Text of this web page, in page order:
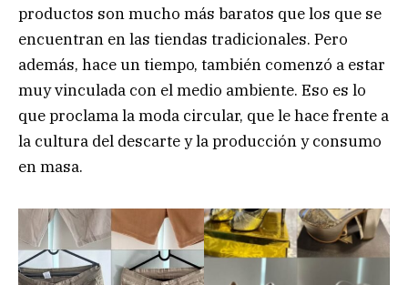
productos son mucho más baratos que los que se
encuentran en las tiendas tradicionales. Pero
además, hace un tiempo, también comenzó a estar
muy vinculada con el medio ambiente. Eso es lo
que proclama la moda circular, que le hace frente a
la cultura del descarte y la producción y consumo
en masa.